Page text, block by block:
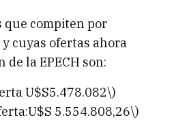
que compiten por
cuyas ofertas ahora
la EPECH son:
U$S5.478.082\)
5.554.808,26\)